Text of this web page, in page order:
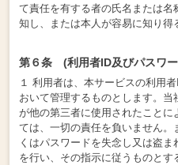
て責任を有する者の氏名または
知し、または本人が容易に知り得
第６条 (利用者ID及びパスワ
１ 利用者は、本サービスの利用
おいて管理するものとします。
が他の第三者に使用されたこと
ては、一切の責任を負いません。
くはパスワードを失念し又は盗
を行い、その指示に従うものとす